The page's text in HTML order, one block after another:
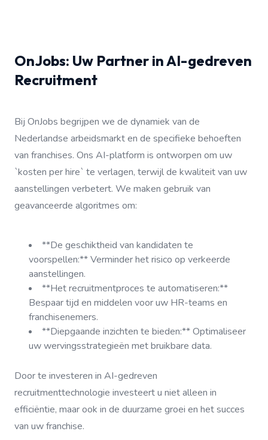
OnJobs: Uw Partner in AI-gedreven
Recruitment
Bij OnJobs begrijpen we de dynamiek van de
Nederlandse arbeidsmarkt en de specifieke behoeften
van franchises. Ons AI-platform is ontworpen om uw
`kosten per hire` te verlagen, terwijl de kwaliteit van uw
aanstellingen verbetert. We maken gebruik van
geavanceerde algoritmes om:
**De geschiktheid van kandidaten te
voorspellen:** Verminder het risico op verkeerde
aanstellingen.
**Het recruitmentproces te automatiseren:**
Bespaar tijd en middelen voor uw HR-teams en
franchisenemers.
**Diepgaande inzichten te bieden:** Optimaliseer
uw wervingsstrategieën met bruikbare data.
Door te investeren in AI-gedreven
recruitmenttechnologie investeert u niet alleen in
efficiëntie, maar ook in de duurzame groei en het succes
van uw franchise.